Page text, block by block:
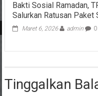
Bakti Sosial Ramadan,
Salurkan Ratusan Paket
Maret 6, 2026 admin 0
Tinggalkan